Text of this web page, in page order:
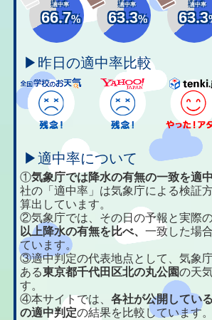
適中率
66.7%
適中率
63.3%
適中率
63.3
▶昨日の適中率比較
▶適中率について
①気象庁では降水の有無の一致を適
社の「適中率」は気象庁による検証
算出しています。
②気象庁では、その日の予報と実際
以上降水の有無を比べ、一致した場
ています。
③適中判定の代表地点として、気象
ある東京都千代田区北の丸公園の天
す。
④本サイトでは、各社が公開してい
の適中判定の結果を比較しています。